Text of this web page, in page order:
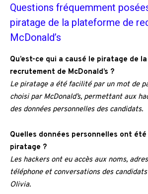
Questions fréquemment
piratage de la plateforme de
McDonald’s
Qu’est-ce qui a causé le piratage de
recrutement de McDonald’s ?
Le piratage a été facilité par un mot de
choisi par McDonald’s, permettant aux
des données personnelles des candidats.
Quelles données personnelles ont
piratage ?
Les hackers ont eu accès aux noms,
téléphone et conversations des
Olivia.